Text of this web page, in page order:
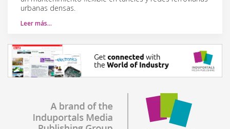
urbanas densas.
Leer más…